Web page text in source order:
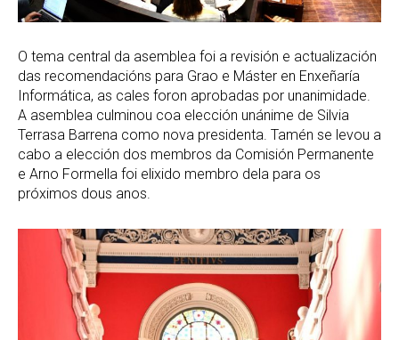
O tema central da asemblea foi a revisión e actualización
das recomendacións para Grao e Máster en Enxeñaría
Informática, as cales foron aprobadas por unanimidade.
A asemblea culminou coa elección unánime de Silvia
Terrasa Barrena como nova presidenta. Tamén se levou a
cabo a elección dos membros da Comisión Permanente
e Arno Formella foi elixido membro dela para os
próximos dous anos.